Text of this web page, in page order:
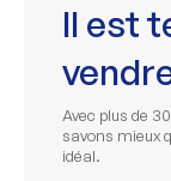
Il est
Avec plus de
savons mieux
idéal.